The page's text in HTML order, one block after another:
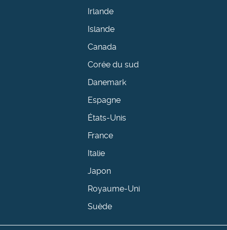
Irlande
Islande
Canada
Corée du sud
Danemark
Espagne
États-Unis
France
Italie
Japon
Royaume-Uni
Suède